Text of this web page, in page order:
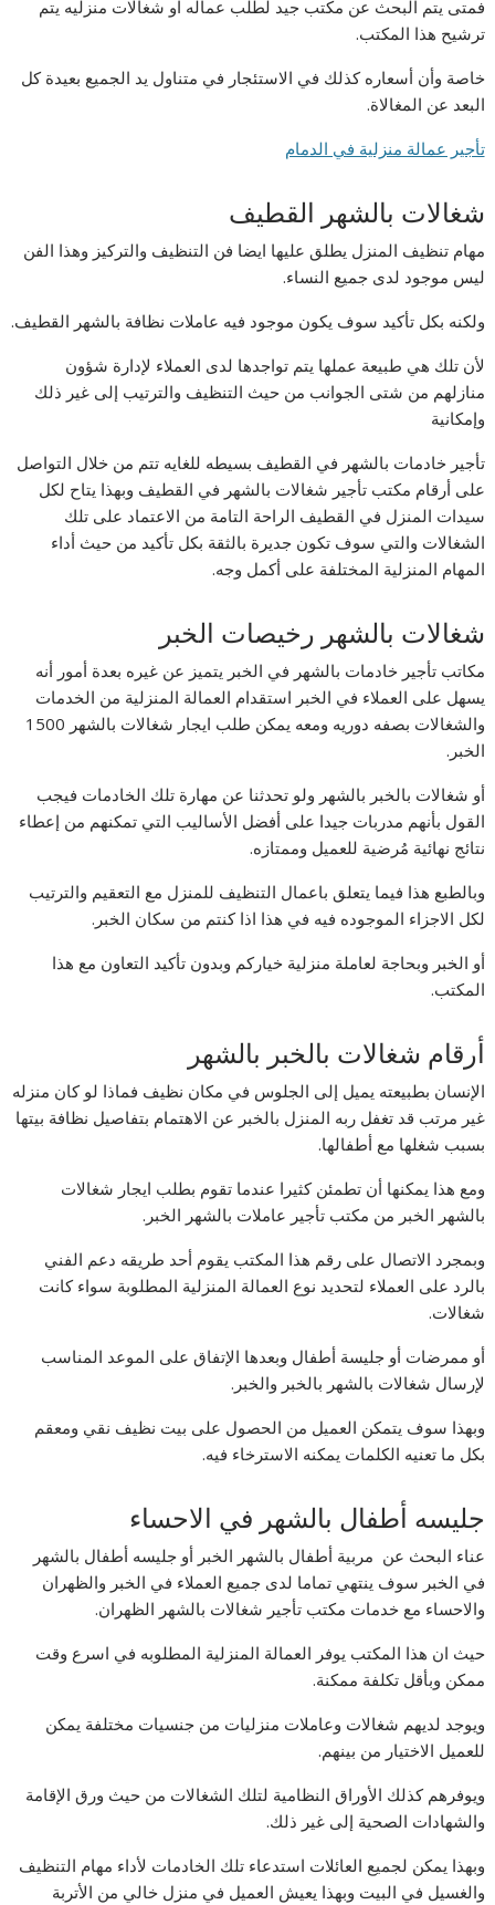
فمتى يتم البحث عن مكتب جيد لطلب عماله او شغالات منزليه يتم
ترشيح هذا المكتب.
خاصة وأن أسعاره كذلك في الاستئجار في متناول يد الجميع بعيدة كل
البعد عن المغالاة.
تأجير عمالة منزلية في الدمام
شغالات بالشهر القطيف
مهام تنظيف المنزل يطلق عليها ايضا فن التنظيف والتركيز وهذا الفن
ليس موجود لدى جميع النساء.
ولكنه بكل تأكيد سوف يكون موجود فيه عاملات نظافة بالشهر القطيف.
لأن تلك هي طبيعة عملها يتم تواجدها لدى العملاء لإدارة شؤون
منازلهم من شتى الجوانب من حيث التنظيف والترتيب إلى غير ذلك
وإمكانية
تأجير خادمات بالشهر في القطيف بسيطه للغايه تتم من خلال التواصل
على أرقام مكتب تأجير شغالات بالشهر في القطيف وبهذا يتاح لكل
سيدات المنزل في القطيف الراحة التامة من الاعتماد على تلك
الشغالات والتي سوف تكون جديرة بالثقة بكل تأكيد من حيث أداء
المهام المنزلية المختلفة على أكمل وجه.
شغالات بالشهر رخيصات الخبر
مكاتب تأجير خادمات بالشهر في الخبر يتميز عن غيره بعدة أمور أنه
يسهل على العملاء في الخبر استقدام العمالة المنزلية من الخدمات
والشغالات بصفه دوريه ومعه يمكن طلب ايجار شغالات بالشهر 1500
الخبر.
أو شغالات بالخبر بالشهر ولو تحدثنا عن مهارة تلك الخادمات فيجب
القول بأنهم مدربات جيدا على أفضل الأساليب التي تمكنهم من إعطاء
نتائج نهائية مُرضية للعميل وممتازه.
وبالطبع هذا فيما يتعلق باعمال التنظيف للمنزل مع التعقيم والترتيب
لكل الاجزاء الموجوده فيه في هذا اذا كنتم من سكان الخبر.
أو الخبر وبحاجة لعاملة منزلية خياركم وبدون تأكيد التعاون مع هذا
المكتب.
أرقام شغالات بالخبر بالشهر
الإنسان بطبيعته يميل إلى الجلوس في مكان نظيف فماذا لو كان منزله
غير مرتب قد تغفل ربه المنزل بالخبر عن الاهتمام بتفاصيل نظافة بيتها
بسبب شغلها مع أطفالها.
ومع هذا يمكنها أن تطمئن كثيرا عندما تقوم بطلب ايجار شغالات
بالشهر الخبر من مكتب تأجير عاملات بالشهر الخبر.
وبمجرد الاتصال على رقم هذا المكتب يقوم أحد طريقه دعم الفني
بالرد على العملاء لتحديد نوع العمالة المنزلية المطلوبة سواء كانت
شغالات.
أو ممرضات أو جليسة أطفال وبعدها الإتفاق على الموعد المناسب
لإرسال شغالات بالشهر بالخبر والخبر.
وبهذا سوف يتمكن العميل من الحصول على بيت نظيف نقي ومعقم
بكل ما تعنيه الكلمات يمكنه الاسترخاء فيه.
جليسه أطفال بالشهر في الاحساء
عناء البحث عن مربية أطفال بالشهر الخبر أو جليسه أطفال بالشهر
في الخبر سوف ينتهي تماما لدى جميع العملاء في الخبر والظهران
والاحساء مع خدمات مكتب تأجير شغالات بالشهر الظهران.
حيث ان هذا المكتب يوفر العمالة المنزلية المطلوبه في اسرع وقت
ممكن وبأقل تكلفة ممكنة.
ويوجد لديهم شغالات وعاملات منزليات من جنسيات مختلفة يمكن
للعميل الاختيار من بينهم.
ويوفرهم كذلك الأوراق النظامية لتلك الشغالات من حيث ورق الإقامة
والشهادات الصحية إلى غير ذلك.
وبهذا يمكن لجميع العائلات استدعاء تلك الخادمات لأداء مهام التنظيف
والغسيل في البيت وبهذا يعيش العميل في منزل خالي من الأتربة